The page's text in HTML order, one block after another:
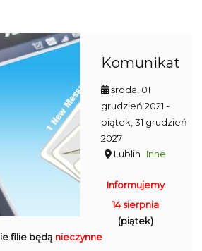
Komunikat
środa, 01
grudzień 2021 -
piątek, 31 grudzień
2027
Lublin
Inne
Informujemy
14 sierpnia
(piątek)
filie będą nieczynne